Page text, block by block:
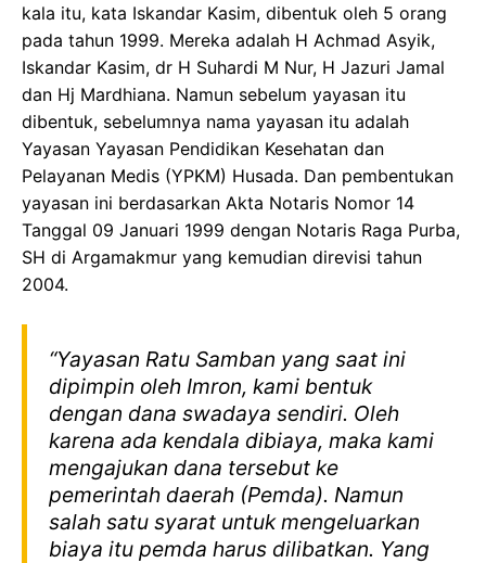
kala itu, kata Iskandar Kasim, dibentuk oleh 5 orang
pada tahun 1999. Mereka adalah H Achmad Asyik,
Iskandar Kasim, dr H Suhardi M Nur, H Jazuri Jamal
dan Hj Mardhiana. Namun sebelum yayasan itu
dibentuk, sebelumnya nama yayasan itu adalah
Yayasan Yayasan Pendidikan Kesehatan dan
Pelayanan Medis (YPKM) Husada. Dan pembentukan
yayasan ini berdasarkan Akta Notaris Nomor 14
Tanggal 09 Januari 1999 dengan Notaris Raga Purba,
SH di Argamakmur yang kemudian direvisi tahun
2004.
“Yayasan Ratu Samban yang saat ini
dipimpin oleh Imron, kami bentuk
dengan dana swadaya sendiri. Oleh
karena ada kendala dibiaya, maka kami
mengajukan dana tersebut ke
pemerintah daerah (Pemda). Namun
salah satu syarat untuk mengeluarkan
biaya itu pemda harus dilibatkan. Yang